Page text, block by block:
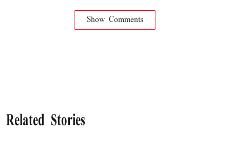
Show Comments
Related Stories